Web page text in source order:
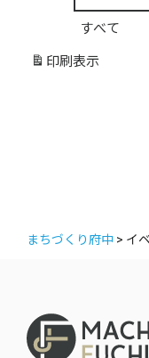
テ
ゴ
リ
すべて
印刷 表示
まちづくり府中 > イ